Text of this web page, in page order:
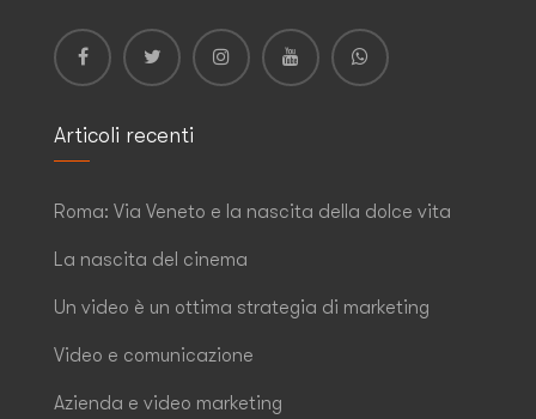
Articoli recenti
Roma: Via Veneto e la nascita della dolce vita
La nascita del cinema
Un video è un ottima strategia di marketing
Video e comunicazione
Azienda e video marketing